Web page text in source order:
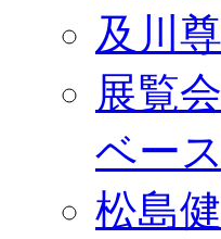
及川
展覧
ベース
松島